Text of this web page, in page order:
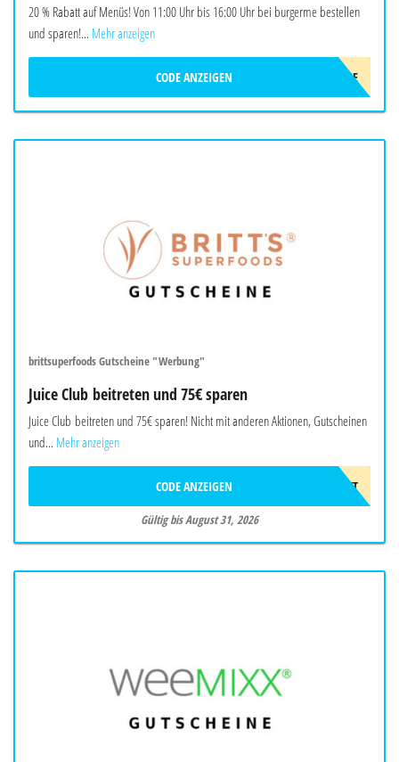
20 % Rabatt auf Menüs! Von 11:00 Uhr bis 16:00 Uhr bei burgerme bestellen
und sparen!... Mehr anzeigen
LUNCHME
CODE ANZEIGEN
brittsuperfoods Gutscheine "Werbung"
Juice Club beitreten und 75€ sparen
Juice Club beitreten und 75€ sparen! Nicht mit anderen Aktionen, Gutscheinen
und... Mehr anzeigen
75€RABATT
CODE ANZEIGEN
Gültig bis August 31, 2026